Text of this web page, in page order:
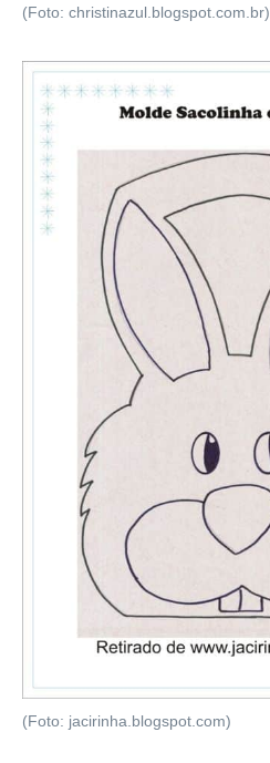
(Foto: christinazul.blogspot.com.br)
(Foto: jacirinha.blogspot.com)